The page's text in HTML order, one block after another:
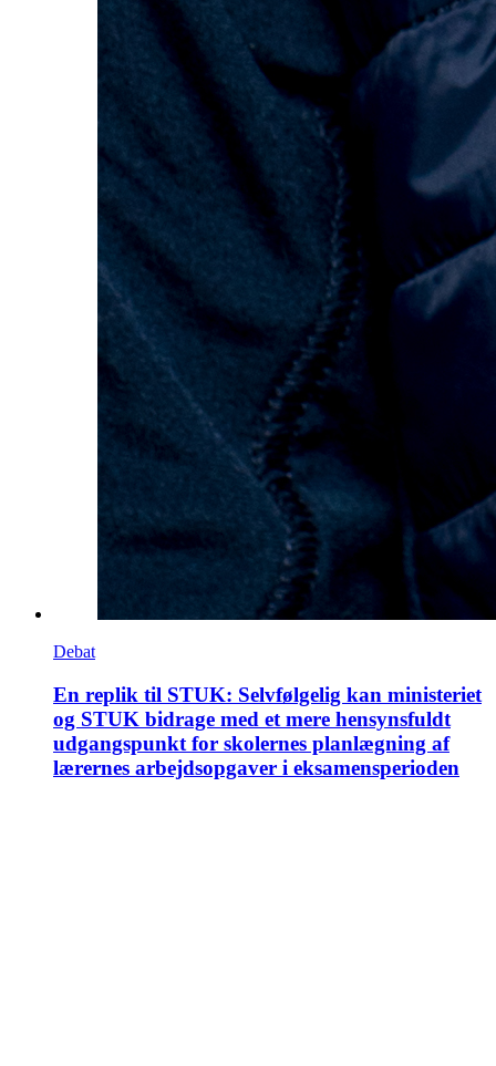
Debat
En replik til STUK: Selvfølgelig kan ministeriet
og STUK bidrage med et mere hensynsfuldt
udgangspunkt for skolernes planlægning af
lærernes arbejdsopgaver i eksamensperioden